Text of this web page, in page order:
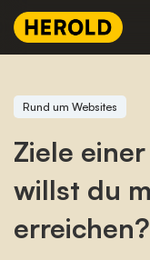
Rund um Websites
Ziele
willst du
erreichen?